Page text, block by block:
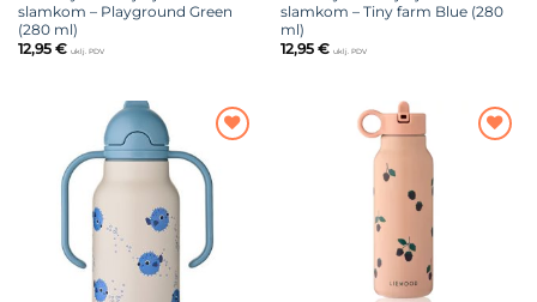
slamkom – Playground Green
(280 ml)
12,95 € uklj. PDV
slamkom – Tiny farm Blue (280
ml)
12,95 € uklj. PDV
Dodajte
na listu
želja